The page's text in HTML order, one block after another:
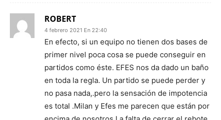
ROBERT
4 febrero 2021 En 22:40
En efecto, si un equipo no tienen dos bases de
primer nivel poca cosa se puede conseguir en
partidos como éste. EFES nos da dado un baño
en toda la regla. Un partido se puede perder y
no pasa nada,.pero la sensación de impotencia
es total .Milan y Efes me parecen que están por